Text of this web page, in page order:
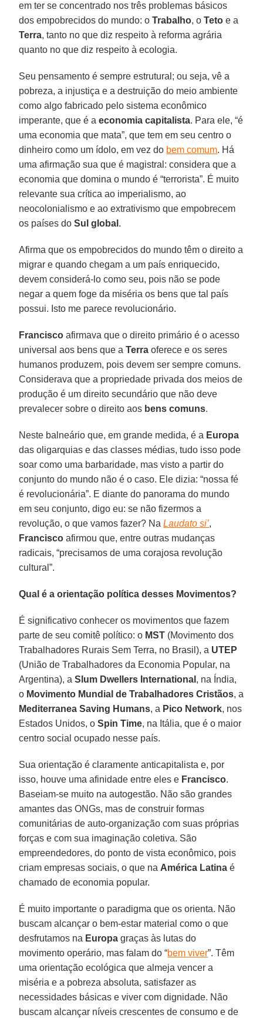
em ter se concentrado nos três problemas básicos
dos empobrecidos do mundo: oTrabalho, oTeto e a
Terra, tanto no que diz respeito à reforma agrária
quanto no que diz respeito à ecologia.
Seu pensamento é sempre estrutural; ou seja, vê a
pobreza, a injustiça e a destruição do meio ambiente
como algo fabricado pelo sistema econômico
imperante, que é aeconomia capitalista. Para ele, “é
uma economia que mata”, que tem em seu centro o
dinheiro como um ídolo, em vez do bem comum. Há
uma afirmação sua que é magistral: considera que a
economia que domina o mundo é “terrorista”. É muito
relevante sua crítica ao imperialismo, ao
neocolonialismo e ao extrativismo que empobrecem
os países doSul global .
Afirma que os empobrecidos do mundo têm o direito a
migrar e quando chegam a um país enriquecido,
devem considerá-lo como seu, pois não se pode
negar a quem foge da miséria os bens que tal país
possui. Isto me parece revolucionário.
Francisco afirmava que o direito primário é o acesso
universal aos bens que aTerra oferece e os seres
humanos produzem, pois devem ser sempre comuns.
Considerava que a propriedade privada dos meios de
produção é um direito secundário que não deve
prevalecer sobre o direito aos bens comuns.
Neste balneário que, em grande medida, é a Europa
das oligarquias e das classes médias, tudo isso pode
soar como uma barbaridade, mas visto a partir do
conjunto do mundo não é o caso. Ele dizia: “nossa fé
é revolucionária”. E diante do panorama do mundo
em seu conjunto, digo eu: se não fizermos a
revolução, o que vamos fazer? NaLaudato si’,
Francisco afirmou que, entre outras mudanças
radicais, “precisamos de uma corajosa revolução
cultural”.
Qual é a orientação política desses Movimentos?
É significativo conhecer os movimentos que fazem
parte de seu comitê político: o MST (Movimento dos
Trabalhadores Rurais Sem Terra, no Brasil), a UTEP
(União de Trabalhadores da Economia Popular, na
Argentina), a Slum Dwellers International , na Índia,
o Movimento Mundial de Trabalhadores Cristãos, a
Mediterranea Saving Humans, a Pico Network, nos
Estados Unidos, oSpin Time, na Itália, que é o maior
centro social ocupado nesse país.
Sua orientação é claramente anticapitalista e, por
isso, houve uma afinidade entre eles e Francisco.
Baseiam-se muito na autogestão. Não são grandes
amantes das ONGs, mas de construir formas
comunitárias de auto-organização com suas próprias
forças e com sua imaginação coletiva. São
empreendedores, do ponto de vista econômico, pois
criam empresas sociais, o que naAmérica Latina é
chamado de economia popular.
É muito importante o paradigma que os orienta. Não
buscam alcançar o bem-estar material como o que
desfrutamos na Europa graças às lutas do
movimento operário, mas falam do “bem viver”. Têm
uma orientação ecológica que almeja vencer a
miséria e a pobreza absoluta, satisfazer as
necessidades básicas e viver com dignidade. Não
buscam alcançar níveis crescentes de consumo e de